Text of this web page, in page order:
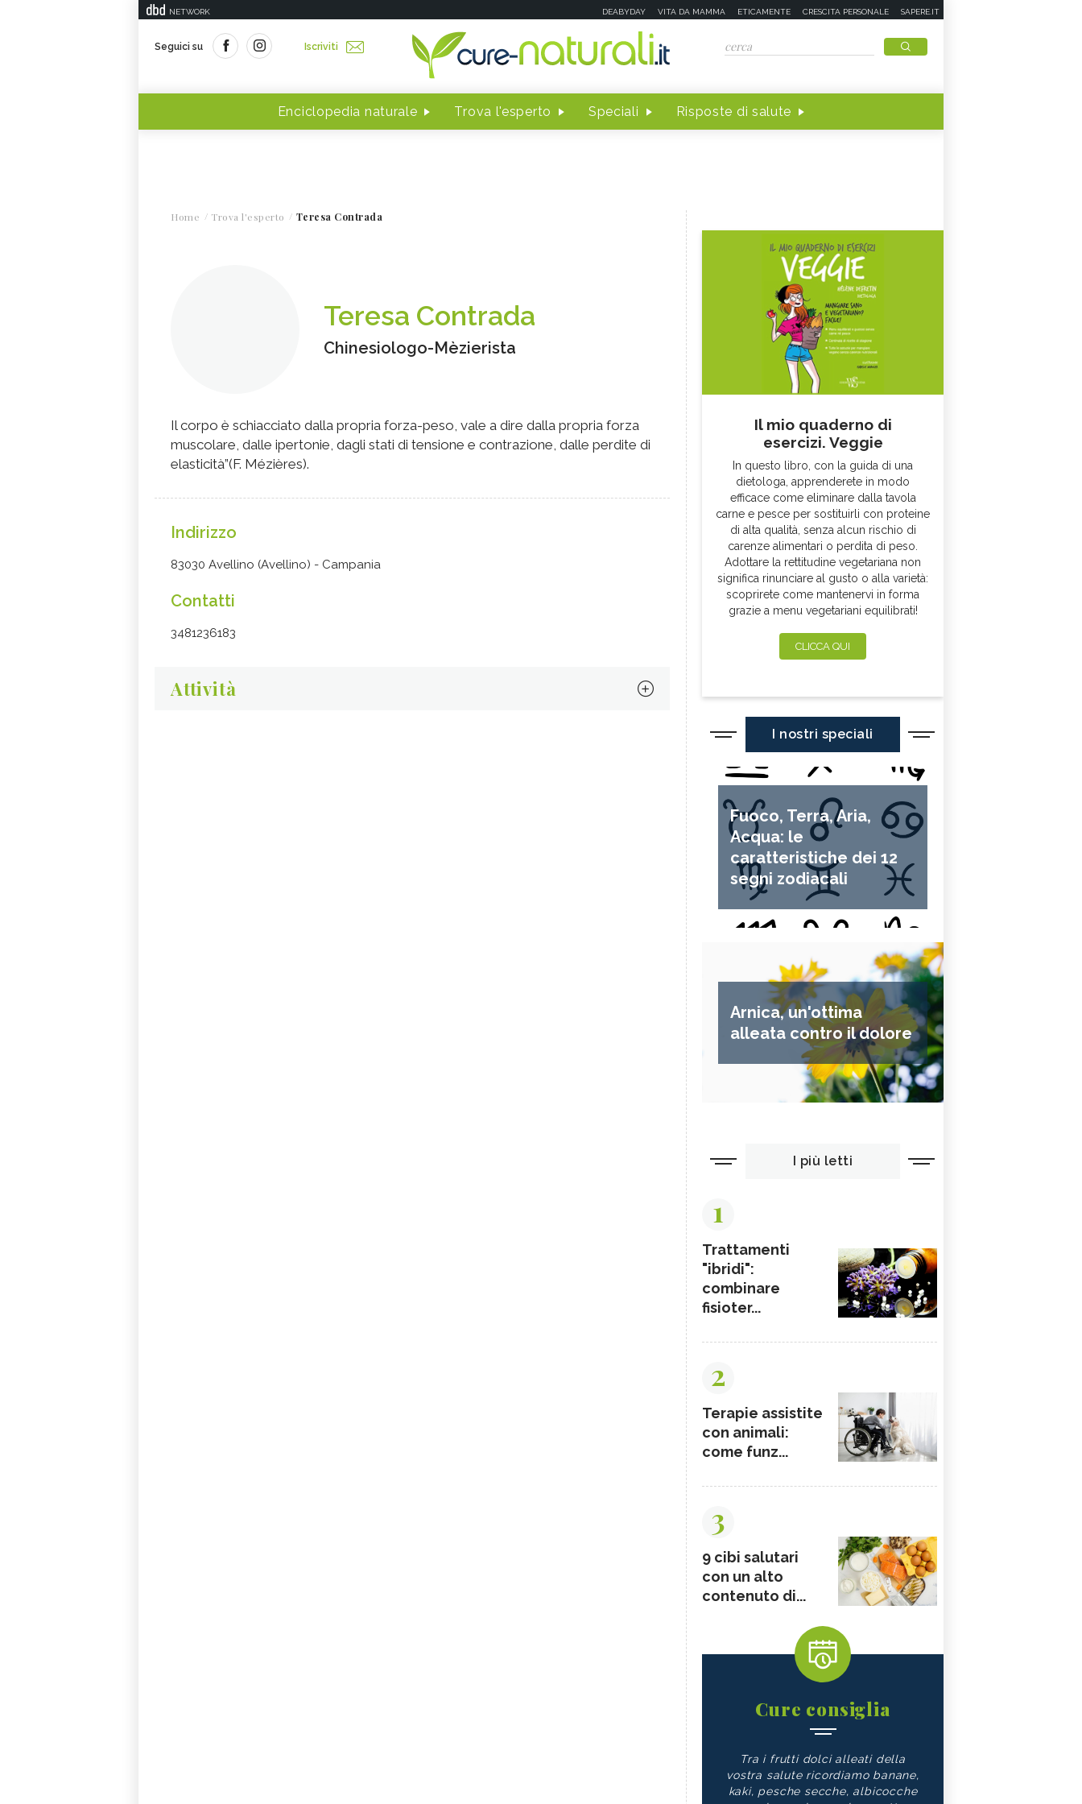
NETWORK DEABYDAY VITA DA MAMMA ETICAMENTE CRESCITA PERSONALE SAPERE.IT
Seguici su Iscriviti
Enciclopedia naturale Trova l'esperto Speciali Risposte di salute
Home Trova l'esperto Teresa Contrada
Teresa Contrada
Chinesiologo-Mèzierista
Il corpo è schiacciato dalla propria forza-peso, vale a dire dalla propria forza
muscolare, dalle ipertonie, dagli stati di tensione e contrazione, dalle perdite di
elasticità”(F. Mézières).
Indirizzo
83030 Avellino (Avellino) - Campania
Contatti
3481236183
Attività
Il mio quaderno di
esercizi. Veggie
In questo libro, con la guida di una
dietologa, apprenderete in modo
efficace come eliminare dalla tavola
carne e pesce per sostituirli con proteine
di alta qualità, senza alcun rischio di
carenze alimentari o perdita di peso.
Adottare la rettitudine vegetariana non
significa rinunciare al gusto o alla varietà:
scoprirete come mantenervi in forma
grazie a menu vegetariani equilibrati!
CLICCA QUI
I nostri speciali
Fuoco, Terra, Aria,
Acqua: le
caratteristiche dei 12
segni zodiacali
Arnica, un'ottima
alleata contro il dolore
I più letti
1
Trattamenti
"ibridi":
combinare
fisioter...
2
Terapie assistite
con animali:
come funz...
3
9 cibi salutari
con un alto
contenuto di...
Cure consiglia
Tra i frutti dolci alleati della
vostra salute ricordiamo banane,
kaki, pesche secche, albicocche